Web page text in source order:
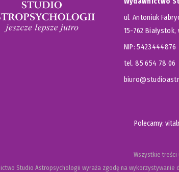
ul. Antoniuk
15-762
NIP: 5423444876
tel. 85 654 78 06
Polecamy:
Wszystkie treści
Studio Astropsychologii wyraża zgodę na